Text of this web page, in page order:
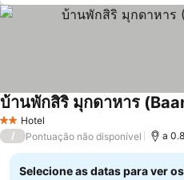
2 Estrelas
Hotel
บ้านพักสิริ มุกดาหาร
/ Pontuação não disponível a
Selecione as datas para ver